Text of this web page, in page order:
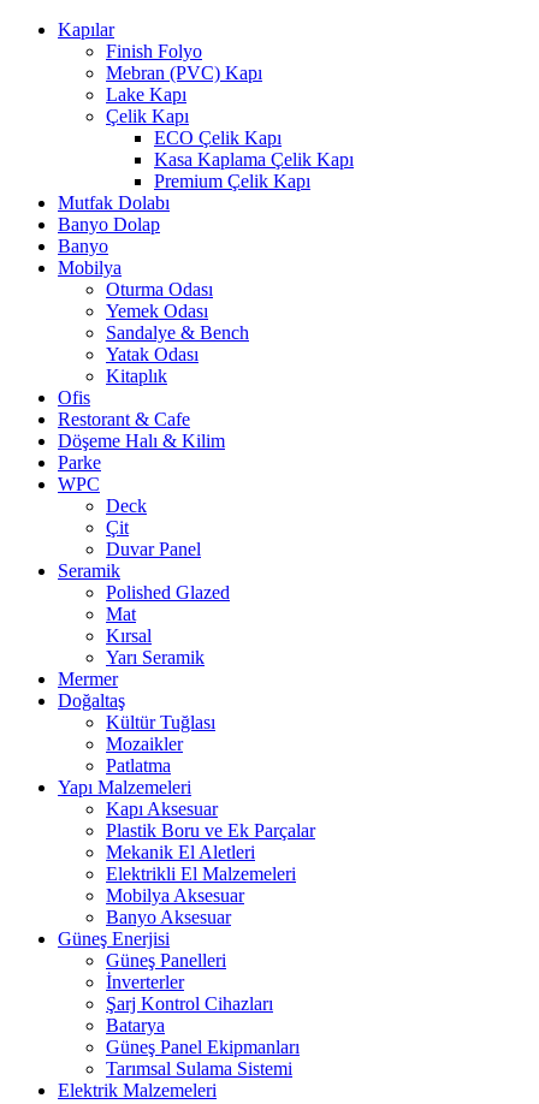
Kapılar
Finish Folyo
Mebran (PVC) Kapı
Lake Kapı
Çelik Kapı
ECO Çelik Kapı
Kasa Kaplama Çelik Kapı
Premium Çelik Kapı
Mutfak Dolabı
Banyo Dolap
Banyo
Mobilya
Oturma Odası
Yemek Odası
Sandalye & Bench
Yatak Odası
Kitaplık
Ofis
Restorant & Cafe
Döşeme Halı & Kilim
Parke
WPC
Deck
Çit
Duvar Panel
Seramik
Polished Glazed
Mat
Kırsal
Yarı Seramik
Mermer
Doğaltaş
Kültür Tuğlası
Mozaikler
Patlatma
Yapı Malzemeleri
Kapı Aksesuar
Plastik Boru ve Ek Parçalar
Mekanik El Aletleri
Elektrikli El Malzemeleri
Mobilya Aksesuar
Banyo Aksesuar
Güneş Enerjisi
Güneş Panelleri
İnverterler
Şarj Kontrol Cihazları
Batarya
Güneş Panel Ekipmanları
Tarımsal Sulama Sistemi
Elektrik Malzemeleri